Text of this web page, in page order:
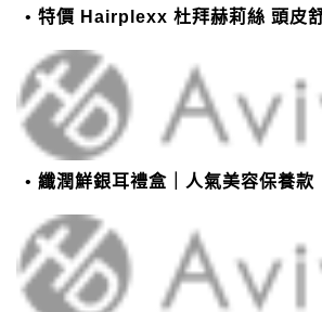
特價 Hairplexx 杜拜赫莉絲 頭皮
纖潤鮮銀耳禮盒｜人氣美容保養款